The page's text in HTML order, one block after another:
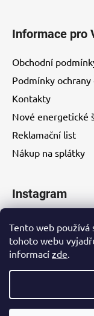
Tento web používá
tohoto webu
informací zde.
Informace pro
Obchodní
Podmínky ochrany
Kontakty
Nové energetické
Reklamační list
Nákup na splátky
Instagram